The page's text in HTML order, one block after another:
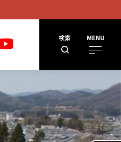
検索 MENU